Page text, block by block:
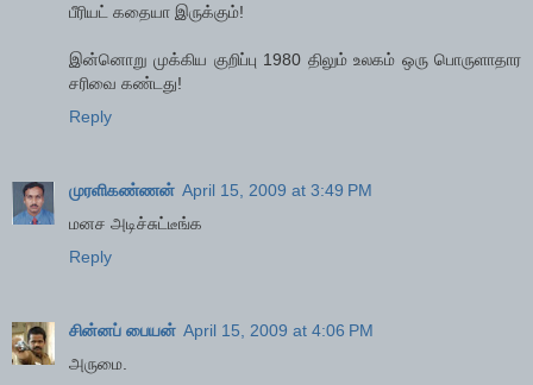
பீரியட் கதையா இருக்கும்!
இன்னொறு முக்கிய குறிப்பு 1980 திலும் உலகம் ஒரு பொருளாதார
சரிவை கண்டது!
Reply
முரளிகண்ணன் April 15, 2009 at 3:49 PM
மனச அடிச்சுட்டீங்க
Reply
சின்னப் பையன் April 15, 2009 at 4:06 PM
அருமை.